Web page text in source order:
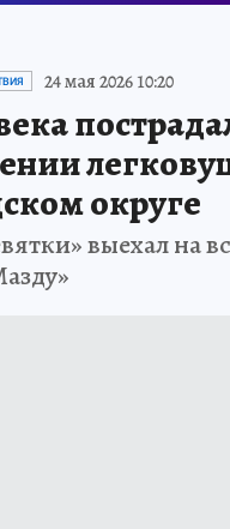
24 мая 2026 10:20
округе
выехал на